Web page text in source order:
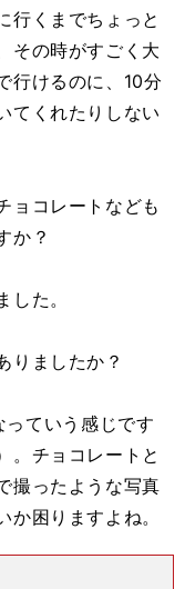
行くまでちょっと
その時がすごく大
行けるのに、10分
てくれたりしない
コレートなども
か？
た。
ましたか？
ていう感じです
。チョコレートと
撮ったような写真
困りますよね。